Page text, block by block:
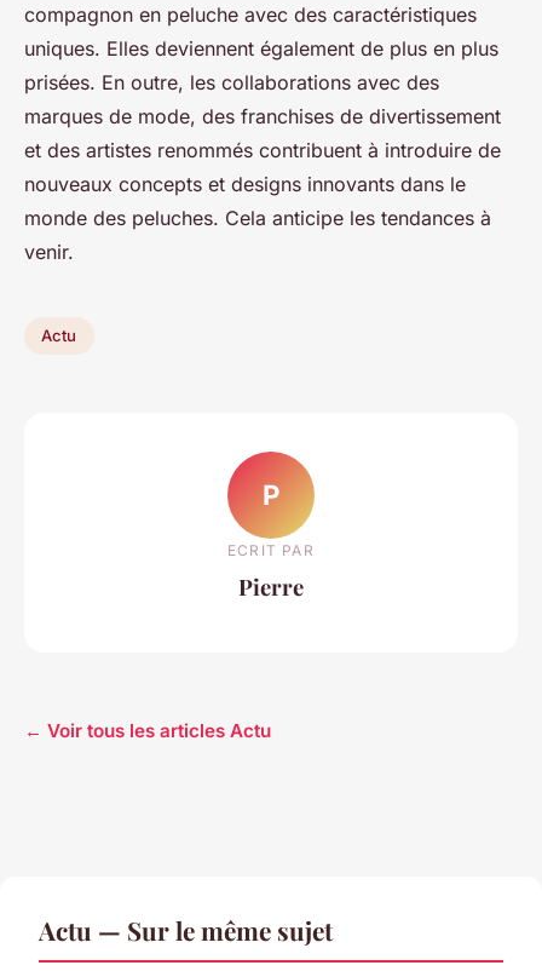
compagnon en peluche avec des caractéristiques
uniques. Elles deviennent également de plus en plus
prisées. En outre, les collaborations avec des
marques de mode, des franchises de divertissement
et des artistes renommés contribuent à introduire de
nouveaux concepts et designs innovants dans le
monde des peluches. Cela anticipe les tendances à
venir.
Actu
P
ECRIT PAR
Pierre
← Voir tous les articles Actu
Actu — Sur le même sujet